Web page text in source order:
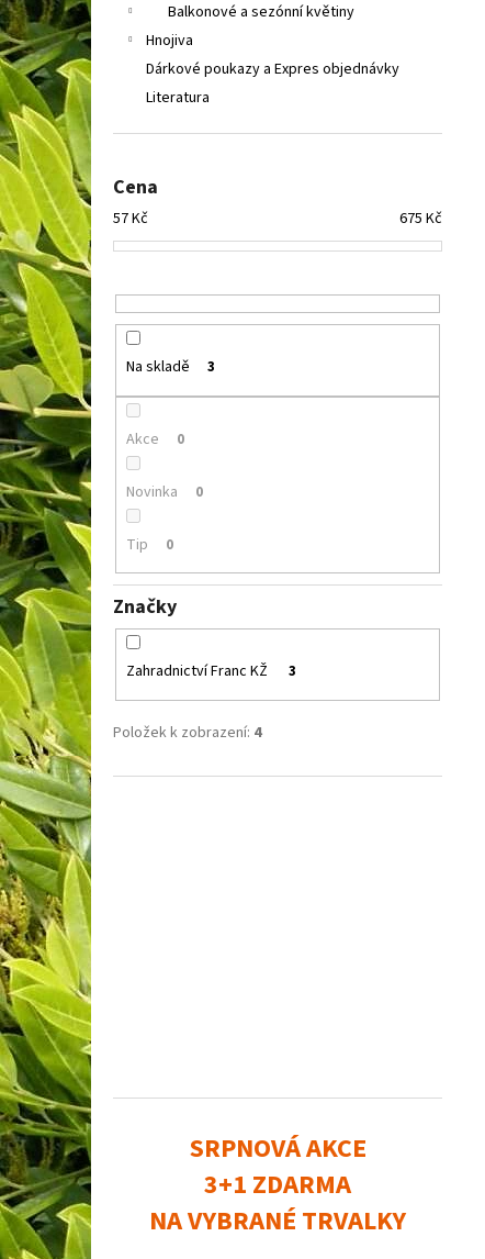
Balkonové a sezónní květiny
Hnojiva
Dárkové poukazy a Expres objednávky
Literatura
Cena
57Kč 675 Kč
Na skladě 3
Akce 0
Novinka 0
Tip 0
Značky
Zahradnictví Franc KŽ 3
Položek k zobrazení: 4
SRPNOVÁ AKCE
3+1 ZDARMA
NA VYBRANÉ TRVALKY